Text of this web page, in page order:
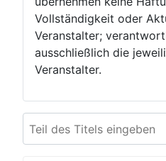
Vollständigkeit oder
Veranstalter;
ausschließlich die
Veranstalter.